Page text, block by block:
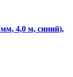
4,0 м, синий),